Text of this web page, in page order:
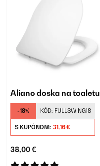
Aliano doska na toaletu
-18% KÓD: FULLSWING18
S KUPÓNOM: 31,16 €
38,00 €